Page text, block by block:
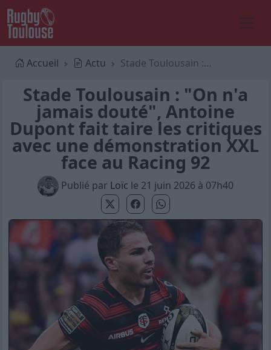
Accueil Actu Stade Toulousain : "On n'a jamais douté", Antoine Dupont fait taire les critiques avec une démonstration XXL face au Racing 92
Stade Toulousain : "On n'a
jamais douté", Antoine
Dupont fait taire les critiques
avec une démonstration XXL
face au Racing 92
Publié par Loïc le 21 juin 2026 à 07h40